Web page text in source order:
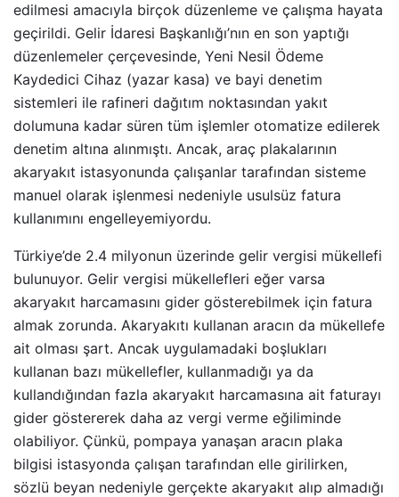
edilmesi amacıyla birçok düzenleme ve çalışma hayata
geçirildi. Gelir İdaresi Başkanlığı’nın en son yaptığı
düzenlemeler çerçevesinde, Yeni Nesil Ödeme
Kaydedici Cihaz (yazar kasa) ve bayi denetim
sistemleri ile rafineri dağıtım noktasından yakıt
dolumuna kadar süren tüm işlemler otomatize edilerek
denetim altına alınmıştı. Ancak, araç plakalarının
akaryakıt istasyonunda çalışanlar tarafından sisteme
manuel olarak işlenmesi nedeniyle usulsüz fatura
kullanımını engelleyemiyordu.
Türkiye’de 2.4 milyonun üzerinde gelir vergisi mükellefi
bulunuyor. Gelir vergisi mükellefleri eğer varsa
akaryakıt harcamasını gider gösterebilmek için fatura
almak zorunda. Akaryakıtı kullanan aracın da mükellefe
ait olması şart. Ancak uygulamadaki boşlukları
kullanan bazı mükellefler, kullanmadığı ya da
kullandığından fazla akaryakıt harcamasına ait faturayı
gider göstererek daha az vergi verme eğiliminde
olabiliyor. Çünkü, pompaya yanaşan aracın plaka
bilgisi istasyonda çalışan tarafından elle girilirken,
sözlü beyan nedeniyle gerçekte akaryakıt alıp almadığı